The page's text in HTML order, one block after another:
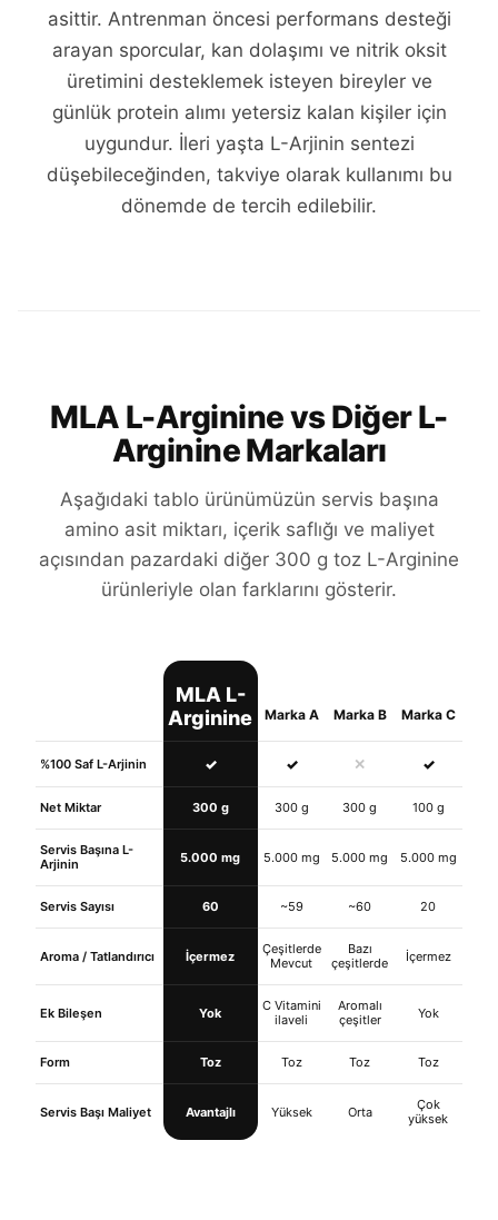
asittir. Antrenman öncesi performans desteği
arayan sporcular, kan dolaşımı ve nitrik oksit
üretimini desteklemek isteyen bireyler ve
günlük protein alımı yetersiz kalan kişiler için
uygundur. İleri yaşta L-Arjinin sentezi
düşebileceğinden, takviye olarak kullanımı bu
dönemde de tercih edilebilir.
MLA L-Arginine vs Diğer L-
Arginine Markaları
Aşağıdaki tablo ürünümüzün servis başına
amino asit miktarı, içerik saflığı ve maliyet
açısından pazardaki diğer 300 g toz L-Arginine
ürünleriyle olan farklarını gösterir.
MLA L-
Arginine
Marka A Marka B Marka C
%100 Saf L-Arjinin ✓ ✓ ✕ ✓
Net Miktar 300 g 300 g 300 g 100 g
Servis Başına L-
Arjinin
5.000 mg 5.000 mg 5.000 mg 5.000 mg
Servis Sayısı 60 ~59 ~60 20
Aroma / Tatlandırıcı İçermez
Çeşitlerde
Mevcut
Bazı
çeşitlerde
İçermez
Ek Bileşen Yok
C Vitamini
ilaveli
Aromalı
çeşitler
Yok
Form Toz Toz Toz Toz
Servis Başı Maliyet Avantajlı Yüksek Orta
Çok
yüksek